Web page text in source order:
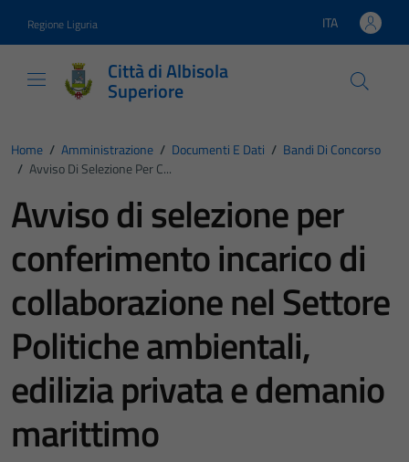
Regione Liguria Lingua attiva:
ITA
Città di Albisola
Superiore
Home / Amministrazione / Documenti E Dati / Bandi Di Concorso
/ Avviso Di Selezione Per C...
Avviso di selezione per
conferimento incarico di
collaborazione nel Settore
Politiche ambientali,
edilizia privata e demanio
marittimo